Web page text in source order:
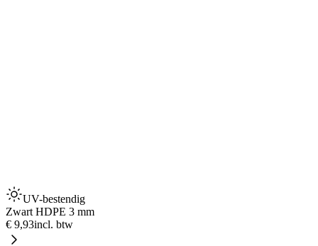
UV-bestendig
Zwart HDPE 3 mm
€ 9,93incl. btw